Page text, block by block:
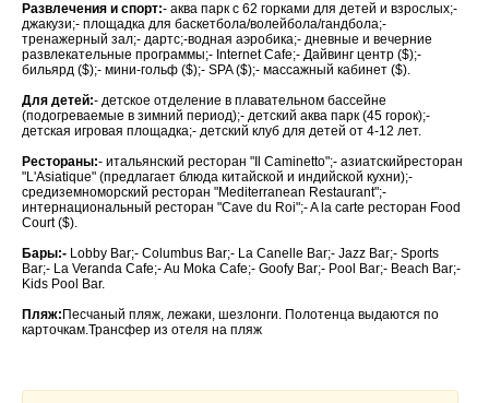
Развлечения и спорт:- аква парк с 62 горками для детей и взрослых;-
джакузи;- площадка для баскетбола/волейбола/гандбола;-
тренажерный зал;- дартс;-водная аэробика;- дневные и вечерние
развлекательные программы;- Internet Cafe;- Дайвинг центр ($);-
бильярд ($);- мини-гольф ($);- SPA ($);- массажный кабинет ($).
Для детей:- детское отделение в плавательном бассейне
(подогреваемые в зимний период);- детский аква парк (45 горок);-
детская игровая площадка;- детский клуб для детей от 4-12 лет.
Рестораны:- итальянский ресторан "Il Caminetto";- азиатскийресторан
"L'Asiatique" (предлагает блюда китайской и индийской кухни);-
средиземноморский ресторан "Mediterranean Restaurant";-
интернациональный ресторан "Cave du Roi";- A la carte ресторан Food
Court ($).
Бары:- Lobby Bar;- Columbus Bar;- La Canelle Bar;- Jazz Bar;- Sports
Bar;- La Veranda Cafe;- Au Moka Cafe;- Goofy Bar;- Pool Bar;- Beach Bar;-
Kids Pool Bar.
Пляж: Песчаный пляж, лежаки, шезлонги. Полотенца выдаются по
карточкам.Трансфер из отеля на пляж